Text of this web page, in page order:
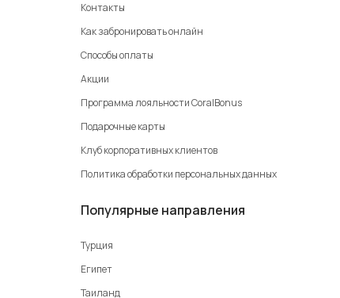
Контакты
Как забронировать онлайн
Способы оплаты
Акции
Программа лояльности CoralBonus
Подарочные карты
Клуб корпоративных клиентов
Политика обработки персональных данных
Популярные направления
Турция
Египет
Таиланд